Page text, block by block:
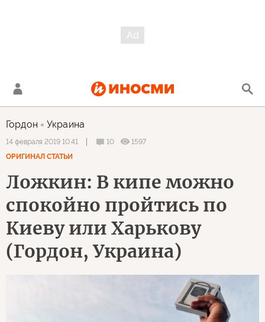
Гордон Украина
14 февраля 2019 10:41 10
1597
ОРИГИНАЛ СТАТЬИ
Ложкин: В кипе можно
спокойно пройтись по
Киеву или Харькову
(Гордон, Украина)